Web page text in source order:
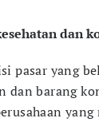
dan
pasar yang
dan barang
yang